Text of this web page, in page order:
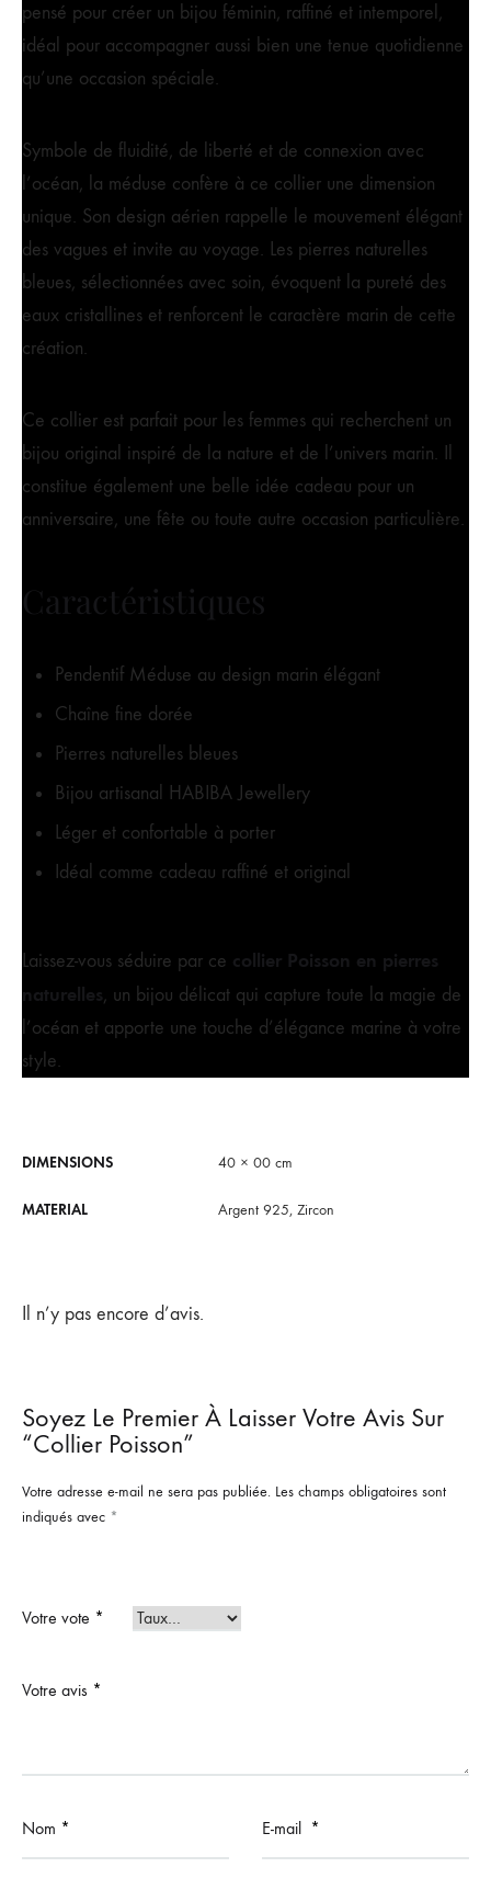
pensé pour créer un bijou féminin, raffiné et intemporel,
idéal pour accompagner aussi bien une tenue quotidienne
qu’une occasion spéciale.
Symbole de fluidité, de liberté et de connexion avec
l’océan, la méduse confère à ce collier une dimension
unique. Son design aérien rappelle le mouvement élégant
des vagues et invite au voyage. Les pierres naturelles
bleues, sélectionnées avec soin, évoquent la pureté des
eaux cristallines et renforcent le caractère marin de cette
création.
Ce collier est parfait pour les femmes qui recherchent un
bijou original inspiré de la nature et de l’univers marin. Il
constitue également une belle idée cadeau pour un
anniversaire, une fête ou toute autre occasion particulière.
Caractéristiques
Pendentif Méduse au design marin élégant
Chaîne fine dorée
Pierres naturelles bleues
Bijou artisanal HABIBA Jewellery
Léger et confortable à porter
Idéal comme cadeau raffiné et original
Laissez-vous séduire par ce collier Poisson en pierres
naturelles, un bijou délicat qui capture toute la magie de
l’océan et apporte une touche d’élégance marine à votre
style.
DIMENSIONS 40 × 00 cm
MATERIAL Argent 925, Zircon
Il n’y pas encore d’avis.
Soyez Le Premier À Laisser Votre Avis Sur
“Collier Poisson”
Votre adresse e-mail ne sera pas publiée. Les champs obligatoires sont
indiqués avec *
Votre vote *
Votre avis *
Nom * E-mail *